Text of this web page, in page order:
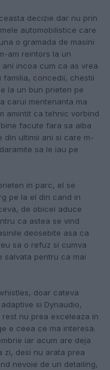
decizie dar nu prin
automobilistice care
o gramada de masini
am reintors la un
incoa cum ca as vrea
familia, concedii, chestii
la un bun prieten pe
carui mentenanta ma
amintit ca tehnic vorbind
facute fara sa aiba
din ultimii ani si care m-
sa le iau pe
in parc, el se
pe la el din cand in
de obicei aduce
ca astea se vind
deosebite asa ca
sa o refuz si cumva
salvata pentru ca mai
doar cateva
si Dynaudio,
nu prea exceleaza in
e ceea ce ma interesa.
iar acum are deja
zi, desi nu arata prea
nevoie de un detailing,